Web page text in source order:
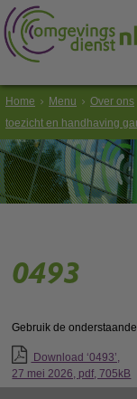
Home Menu Over ons
toezicht en handhaving
0493
Gebruik de
Download ‘0493’,
27 mei 2026, pdf, 705kB